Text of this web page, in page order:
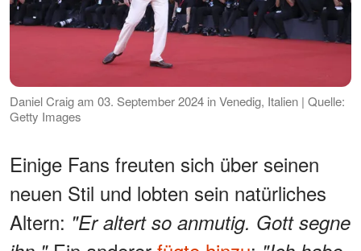
Daniel Craig am 03. September 2024 in Venedig, Italien | Quelle:
Getty Images
Einige Fans freuten sich über seinen
neuen Stil und lobten sein natürliches
Altern: "Er altert so anmutig. Gott segne